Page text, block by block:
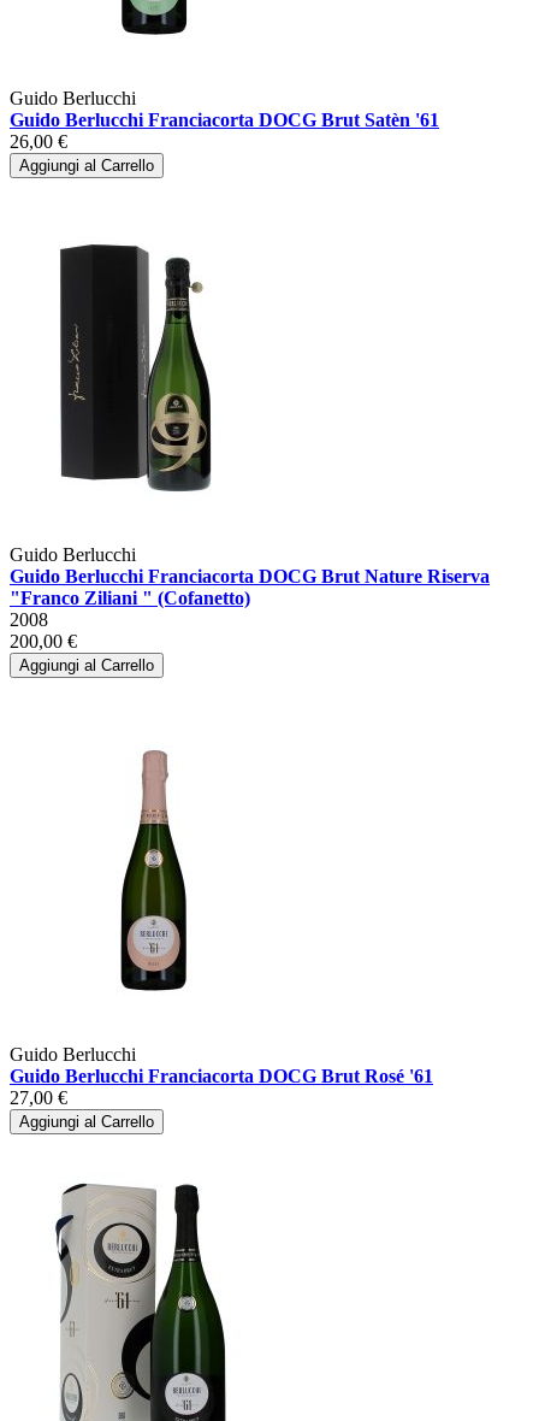
Guido Berlucchi
Guido Berlucchi Franciacorta DOCG Brut Satèn '61
26,00 €
Aggiungi al Carrello
Guido Berlucchi
Guido Berlucchi Franciacorta DOCG Brut Nature Riserva
"Franco Ziliani " (Cofanetto)
2008
200,00 €
Aggiungi al Carrello
Guido Berlucchi
Guido Berlucchi Franciacorta DOCG Brut Rosé '61
27,00 €
Aggiungi al Carrello